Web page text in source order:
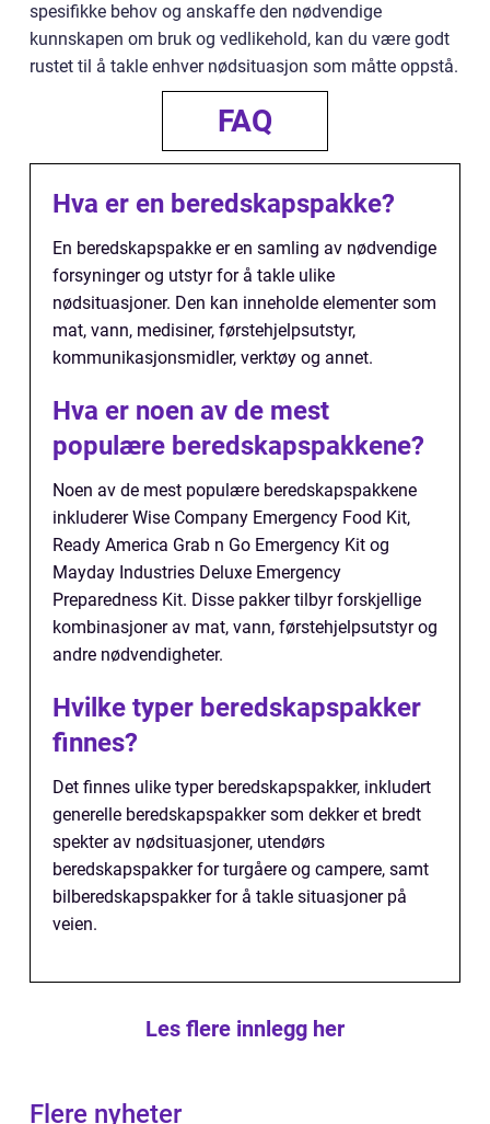
spesifikke behov og anskaffe den nødvendige
kunnskapen om bruk og vedlikehold, kan du være godt
rustet til å takle enhver nødsituasjon som måtte oppstå.
FAQ
Hva er en beredskapspakke?
En beredskapspakke er en samling av nødvendige
forsyninger og utstyr for å takle ulike
nødsituasjoner. Den kan inneholde elementer som
mat, vann, medisiner, førstehjelpsutstyr,
kommunikasjonsmidler, verktøy og annet.
Hva er noen av de mest
populære beredskapspakkene?
Noen av de mest populære beredskapspakkene
inkluderer Wise Company Emergency Food Kit,
Ready America Grab n Go Emergency Kit og
Mayday Industries Deluxe Emergency
Preparedness Kit. Disse pakker tilbyr forskjellige
kombinasjoner av mat, vann, førstehjelpsutstyr og
andre nødvendigheter.
Hvilke typer beredskapspakker
finnes?
Det finnes ulike typer beredskapspakker, inkludert
generelle beredskapspakker som dekker et bredt
spekter av nødsituasjoner, utendørs
beredskapspakker for turgåere og campere, samt
bilberedskapspakker for å takle situasjoner på
veien.
Les flere innlegg her
Flere nyheter